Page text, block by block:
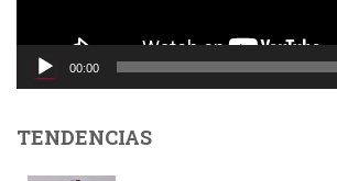
e
00:00
TENDENCIAS